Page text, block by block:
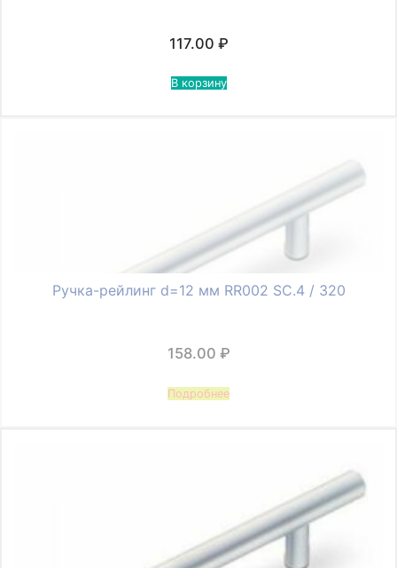
117.00 ₽
В корзину
Ручка-рейлинг d=12 мм RR002 SC.4 / 320
158.00 ₽
Подробнее